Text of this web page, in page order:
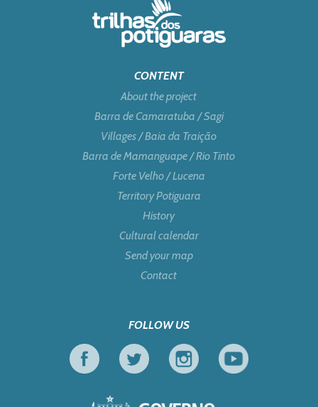
CONTENT
About the project
Barra de Camaratuba / Sagi
Villages / Baia da Traição
Barra de Mamanguape / Rio Tinto
Forte Velho / Lucena
Territory Potiguara
History
Cultural calendar
Send your map
Contact
FOLLOW US
Facebook
Twitter Instagram